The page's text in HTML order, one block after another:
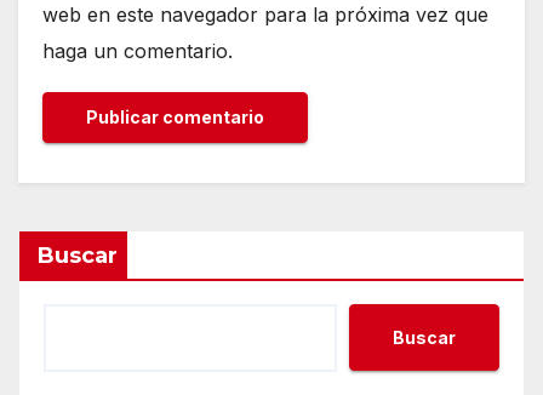
web en este navegador para la próxima vez que
haga un comentario.
Buscar
Buscar